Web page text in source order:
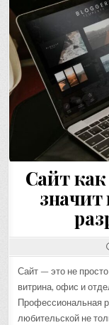
Сайт
Сайт — это не
витрина, офис и
Профессиональная
любительской не